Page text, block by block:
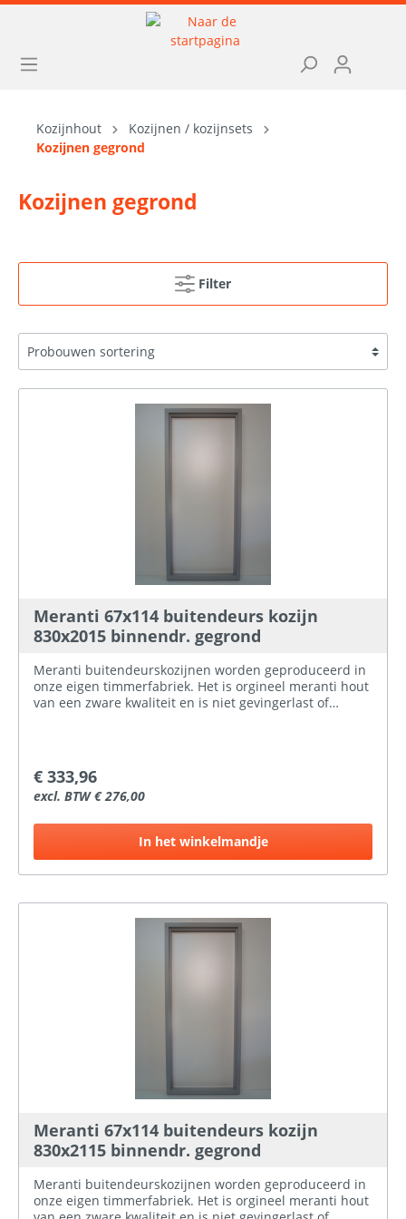
Kozijnhout
Kozijnen / kozijnsets
Kozijnen gegrond
Kozijnen gegrond
Filter
Meranti 67x114 buitendeurs kozijn
830x2015 binnendr. gegrond
Meranti buitendeurskozijnen worden geproduceerd in
onze eigen timmerfabriek. Het is orgineel meranti hout
van een zware kwaliteit en is niet gevingerlast of
Hier bij ProBouwen hebben wij meranti
buitendeurskozijnen voor verschillende standaard
deurmaten op voorraad, zowel naar binnen- als naar
€ 333,96
excl. BTW € 276,00
In het winkelmandje
Meranti 67x114 buitendeurs kozijn
830x2115 binnendr. gegrond
Meranti buitendeurskozijnen worden geproduceerd in
onze eigen timmerfabriek. Het is orgineel meranti hout